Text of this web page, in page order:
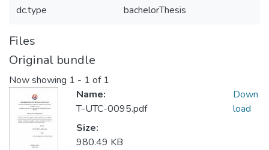
dc.type bachelorThesis
Files
Original bundle
Now showing 1 - 1 of 1
Name:
T-UTC-0095.pdf
Size:
980.49 KB
Down
load